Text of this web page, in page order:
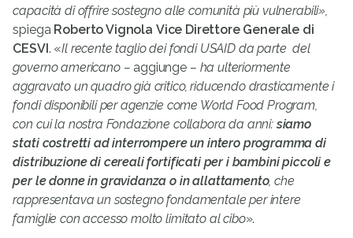
capacità di offrire sostegno alle comunità più vulnerabili»,
spiega Roberto Vignola Vice Direttore Generale di
CESVI. «Il recente taglio dei fondi USAID da parte del
governo americano – aggiunge – ha ulteriormente
aggravato un quadro già critico, riducendo drasticamente i
fondi disponibili per agenzie come World Food Program,
con cui la nostra Fondazione collabora da anni:siamo
stati costretti ad interrompere un intero programma di
distribuzione di cereali fortificati per i bambini piccoli e
per le donne in gravidanza o in allattamento, che
rappresentava un sostegno fondamentale per intere
famiglie con accesso molto limitato al cibo».